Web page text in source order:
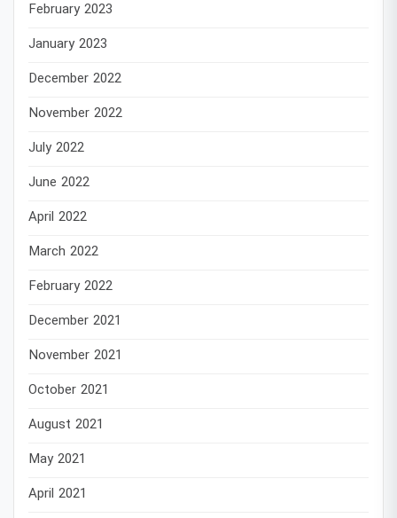
February 2023
January 2023
December 2022
November 2022
July 2022
June 2022
April 2022
March 2022
February 2022
December 2021
November 2021
October 2021
August 2021
May 2021
April 2021